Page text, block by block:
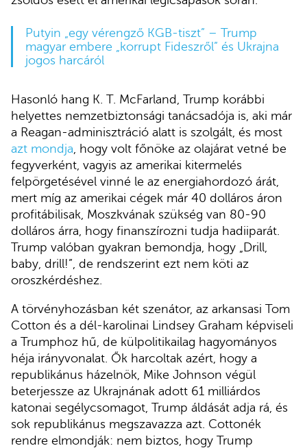
Putyin „egy vérengző KGB-tiszt” – Trump
magyar embere „korrupt Fideszről” és Ukrajna
jogos harcáról
Hasonló hang K. T. McFarland, Trump korábbi
helyettes nemzetbiztonsági tanácsadója is, aki már
a Reagan-adminisztráció alatt is szolgált, és most
azt mondja , hogy volt főnöke az olajárat vetné be
fegyverként, vagyis az amerikai kitermelés
felpörgetésével vinné le az energiahordozó árát,
mert míg az amerikai cégek már 40 dolláros áron
profitábilisak, Moszkvának szükség van 80-90
dolláros árra, hogy finanszírozni tudja hadiiparát.
Trump valóban gyakran bemondja, hogy „Drill,
baby, drill!”, de rendszerint ezt nem köti az
oroszkérdéshez.
A törvényhozásban két szenátor, az arkansasi Tom
Cotton és a dél-karolinai Lindsey Graham képviseli
a Trumphoz hű, de külpolitikailag hagyományos
héja irányvonalat. Ők harcoltak azért, hogy a
republikánus házelnök, Mike Johnson végül
beterjessze az Ukrajnának adott 61 milliárdos
katonai segélycsomagot, Trump áldását adja rá, és
sok republikánus megszavazza azt. Cottonék
rendre elmondják: nem biztos, hogy Trump